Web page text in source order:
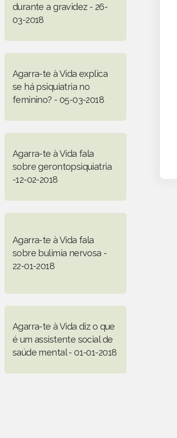
durante a gravidez - 26-
03-2018
Agarra-te à Vida explica
se há psiquiatria no
feminino? - 05-03-2018
Agarra-te à Vida fala
sobre gerontopsiquiatria
-12-02-2018
Agarra-te à Vida fala
sobre bulimia nervosa -
22-01-2018
Agarra-te à Vida diz o que
é um assistente social de
saúde mental - 01-01-2018